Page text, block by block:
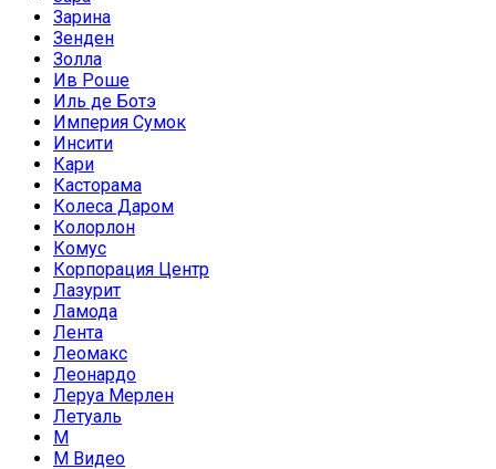
Зарина
Зенден
Золла
Ив Роше
Иль де Ботэ
Империя Сумок
Инсити
Кари
Касторама
Колеса Даром
Колорлон
Комус
Корпорация Центр
Лазурит
Ламода
Лента
Леомакс
Леонардо
Леруа Мерлен
Летуаль
М
М Видео